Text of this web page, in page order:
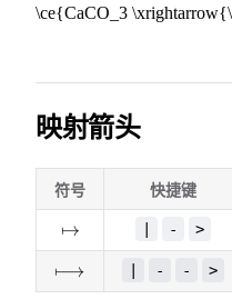
\ce{CaCO_3
映射箭头
符号 快捷键
\mapsto
↦ | - >
\longmapsto
⟼ | - - >